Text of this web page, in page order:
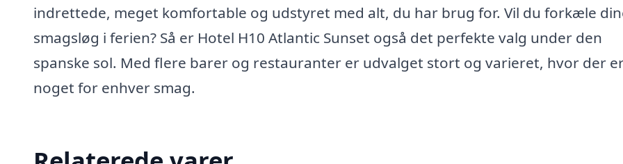
indrettede, meget komfortable og udstyret med alt, du har brug for. Vil du forkæle
smagsløg i ferien? Så er Hotel H10 Atlantic Sunset også det perfekte valg under den
spanske sol. Med flere barer og restauranter er udvalget stort og varieret, hvor der
noget for enhver smag.